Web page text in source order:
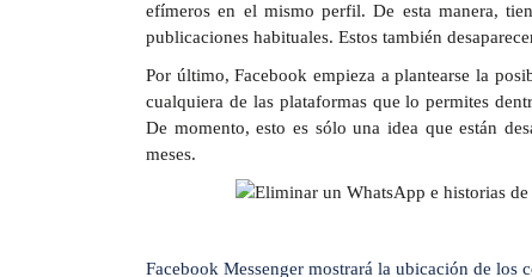
efímeros en el mismo perfil. De esta manera,
publicaciones habituales. Estos también
Por último, Facebook empieza a plantearse la
cualquiera de las plataformas que lo permites
De momento, esto es sólo una idea que están
meses.
Facebook Messenger mostrará la ubicación de los